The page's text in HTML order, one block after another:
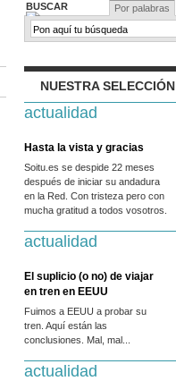
BUSCAR Por palabras
NUESTRA SELECCIÓN
actualidad
Hasta la vista y gracias
Soitu.es se despide 22 meses
después de iniciar su andadura
en la Red. Con tristeza pero con
mucha gratitud a todos vosotros.
actualidad
El suplicio (o no) de viajar
en tren en EEUU
Fuimos a EEUU a probar su
tren. Aquí están las
conclusiones. Mal, mal...
actualidad